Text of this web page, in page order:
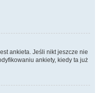
ankieta. Jeśli nikt jeszcze nie
ankiety, kiedy ta już